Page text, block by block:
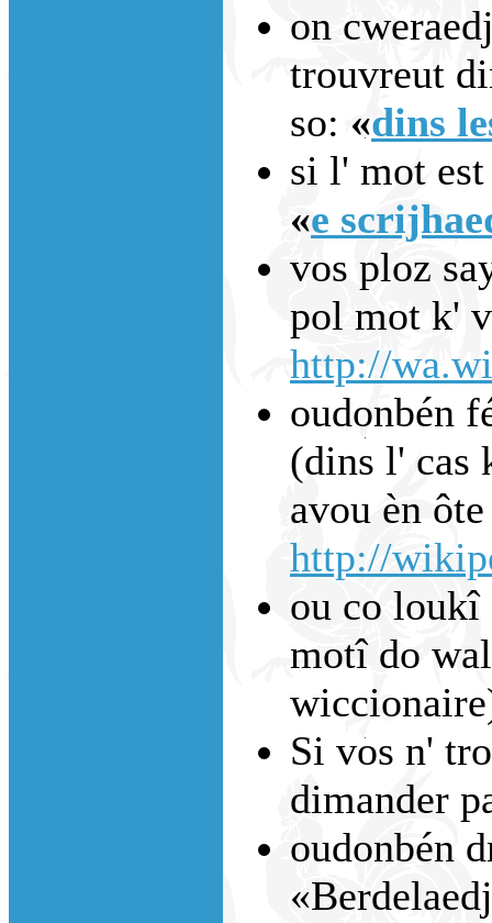
on
trouvreut
so: «dins
si l' mot
«e
vos ploz
pol mot k'
http://
oudonbén
(dins l' cas
avou èn
http://
ou co loukî
motî do
Si vos n'
dimander
oudonbén